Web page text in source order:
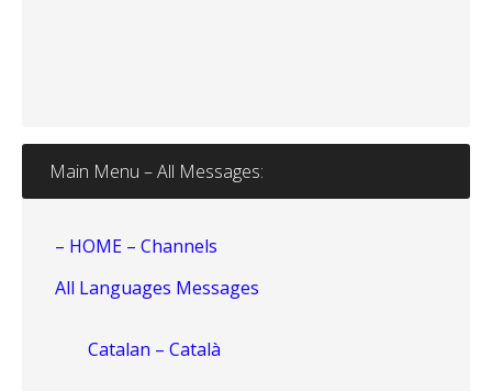
Main Menu – All Messages:
– HOME – Channels
All Languages Messages
Catalan – Català